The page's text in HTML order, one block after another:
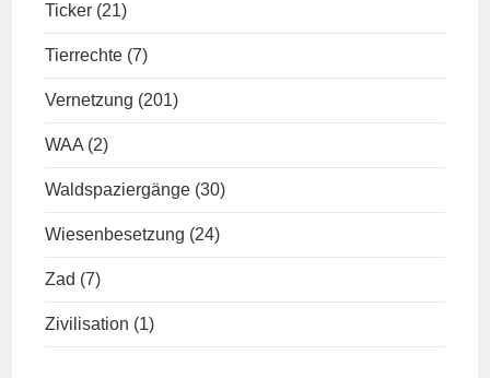
Ticker (21)
Tierrechte (7)
Vernetzung (201)
WAA (2)
Waldspaziergänge (30)
Wiesenbesetzung (24)
Zad (7)
Zivilisation (1)